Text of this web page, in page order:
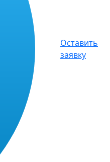
Оставить
заявку